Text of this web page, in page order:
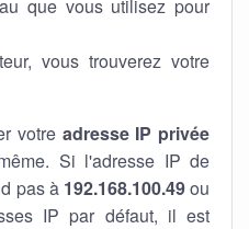
que vous utilisez pour
vous trouverez votre
votre adresse IP privée
Si l'adresse IP de
pas à 192.168.100.49ou
IP par défaut, il est